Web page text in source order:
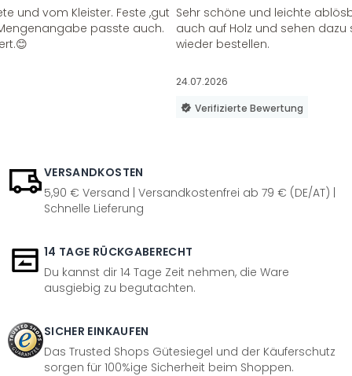
und vom Kleister. Feste ,gut
passte auch.
Sehr schöne und leichte
auch auf Holz und sehen
wieder bestellen.
24.07.2026
Verifizierte Bewertung
VERSANDKOSTEN
5,90 € Versand | Versandkostenfrei ab 79 € (DE/AT) |
Schnelle Lieferung
14 TAGE RÜCKGABERECHT
Du kannst dir 14 Tage Zeit nehmen, die Ware
ausgiebig zu begutachten.
SICHER EINKAUFEN
Das Trusted Shops Gütesiegel und der Käuferschutz
sorgen für 100%ige Sicherheit beim Shoppen.